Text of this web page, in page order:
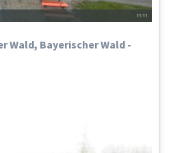
Wald, Bayerischer Wald -